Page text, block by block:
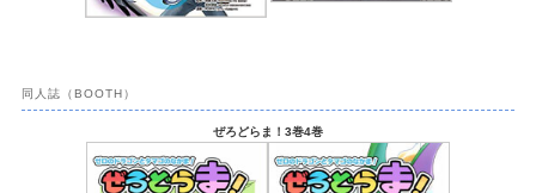
同人誌（BOOTH）
ぜろどらま！3巻4巻